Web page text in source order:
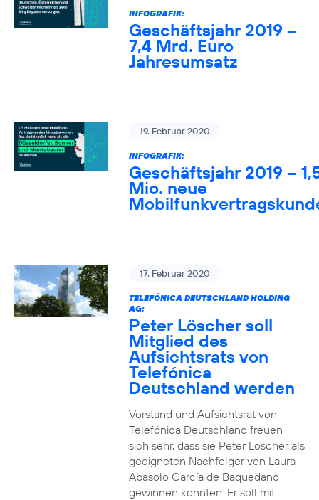
INFOGRAFIK:
Geschäftsjahr 2019 –
7,4 Mrd. Euro
Jahresumsatz
19. Februar 2020
INFOGRAFIK:
Geschäftsjahr 2019 –
Mio. neue
17. Februar 2020
TELEFÓNICA DEUTSCHLAND HOLDING
AG:
Peter Löscher soll
Mitglied des
Aufsichtsrats von
Telefónica
Deutschland werden
Vorstand und Aufsichtsrat von
Telefónica Deutschland freuen
sich sehr, dass sie Peter Löscher als
geeigneten Nachfolger von Laura
Abasolo García de Baquedano
gewinnen konnten. Er soll mit